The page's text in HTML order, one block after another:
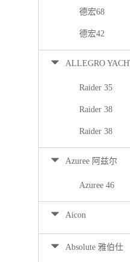
德宏68
德宏42
ALLEGRO
Raider 35
Raider 38
Raider 38
Azuree 阿兹尔
Azuree 46
Aicon
Absolute 雅伯仕